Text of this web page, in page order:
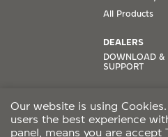
All Products
DEALERS
DOWNLOAD &
SUPPORT
Lazada
Shopee
Our website is using
users the best experience
panel, means you are accept